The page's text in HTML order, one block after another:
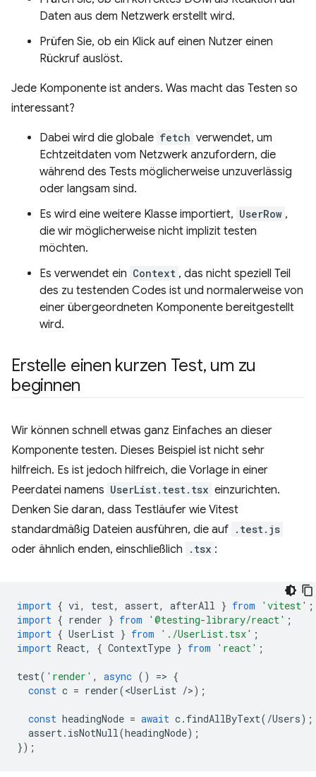
Daten aus dem Netzwerk erstellt wird.
Prüfen Sie, ob ein Klick auf einen Nutzer einen
Rückruf auslöst.
Jede Komponente ist anders. Was macht das Testen so
interessant?
Dabei wird die globale fetch verwendet, um
Echtzeitdaten vom Netzwerk anzufordern, die
während des Tests möglicherweise unzuverlässig
oder langsam sind.
Es wird eine weitere Klasse importiert, UserRow ,
die wir möglicherweise nicht implizit testen
möchten.
Es verwendet ein Context , das nicht speziell Teil
des zu testenden Codes ist und normalerweise von
einer übergeordneten Komponente bereitgestellt
wird.
Erstelle einen kurzen Test, um zu
beginnen
Wir können schnell etwas ganz Einfaches an dieser
Komponente testen. Dieses Beispiel ist nicht sehr
hilfreich. Es ist jedoch hilfreich, die Vorlage in einer
Peerdatei namens UserList.test.tsx einzurichten.
Denken Sie daran, dass Testläufer wie Vitest
standardmäßig Dateien ausführen, die auf .test.js
oder ähnlich enden, einschließlich .tsx :
import { vi, test, assert, afterAll } from 'vitest' ;
import { render } from '@testing-library/react' ;
import { UserList } from './UserList.tsx' ;
import React, { ContextType } from 'react' ;
test( 'render' , async () => {
const c = render(<UserList />);
const headingNode = await c. findAllByText( /Users);
assert. isNotNull(headingNode);
});